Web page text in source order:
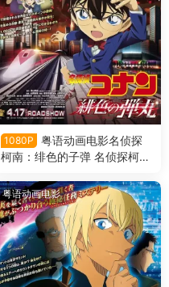
1080P
粤语动画电影名侦探
柯南：绯色的子弹 名侦探柯南
版
粤语动画电影